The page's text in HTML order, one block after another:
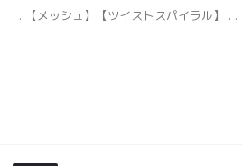
. . 【メッシュ】【ツイストスパイラル】 . .